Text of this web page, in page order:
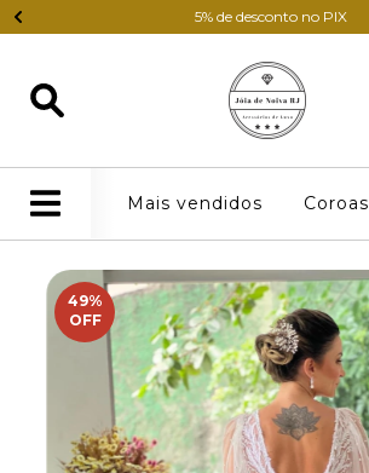
5% de desconto no PIX
Mais vendidos Coroas
49%
OFF